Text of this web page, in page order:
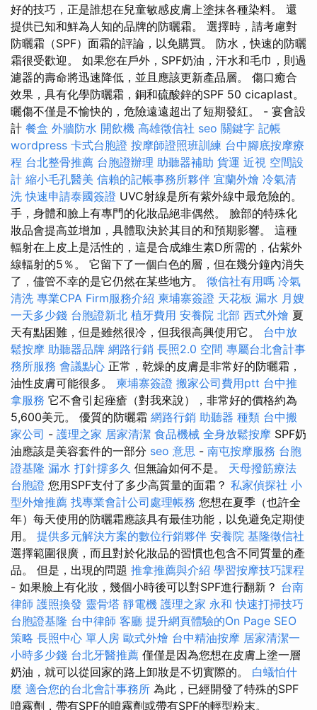
好的技巧，正是誰想在兒童敏感皮膚上塗抹各種染料。 還
提供已知和鮮為人知的品牌的防曬霜。 選擇時，請考慮對
防曬霜（SPF）面霜的評論，以免購買。 防水，快速的防曬
霜很受歡迎。 如果您在戶外，SPF奶油，汗水和毛巾，則過
濾器的壽命將迅速降低，並且應該更新產品層。 傷口癒合
效果，具有化學防曬霜，銅和硫酸鋅的SPF 50 cicaplast。
曬傷不僅是不愉快的，危險遠遠超出了短期發紅。 - 宴會設
計 餐盒 外牆防水 開飲機 高雄徵信社 seo 關鍵字 記帳
wordpress 卡式台胞證 按摩師證照班訓練 台中腳底按摩療
程 台北整骨推薦 台胞證辦理 助聽器補助 貨運 近視 空間設
計 縮小毛孔醫美 信賴的記帳事務所夥伴 宜蘭外燴 冷氣清
洗 快速申請泰國簽證 UVC射線是所有紫外線中最危險的。
手，身體和臉上有專門的化妝品絕非偶然。 臉部的特殊化
妝品會提高並增加，具體取決於其目的和預期影響。 這種
輻射在上皮上是活性的，這是合成維生素D所需的，佔紫外
線輻射的5％。 它留下了一個白色的層，但在幾分鐘內消失
了，儘管不幸的是它仍然在某些地方。 徵信社有用嗎 冷氣
清洗 專業CPA Firm服務介紹 柬埔寨簽證 天花板 漏水 月嫂
一天多少錢 台胞證新北 植牙費用 安養院 北部 西式外燴 夏
天有點困難，但是雖然很冷，但我很高興使用它。 台中放
鬆按摩 助聽器品牌 網路行銷 長照2.0 空間 專屬台北會計事
務所服務 會議點心 正常，乾燥的皮膚是非常好的防曬霜，
油性皮膚可能很多。 柬埔寨簽證 搬家公司費用ptt 台中推
拿服務 它不會引起痤瘡（對我來說），非常好的價格約為
5,600美元。 優質的防曬霜 網路行銷 助聽器 種類 台中搬
家公司 - 護理之家 居家清潔 食品機械 全身放鬆按摩 SPF奶
油應該是美容套件的一部分 seo 意思 - 南屯按摩服務 台胞
證基隆 漏水 打針撐多久 但無論如何不是。 天母撥筋療法
台胞證 您用SPF支付了多少高質量的面霜？ 私家偵探社 小
型外燴推薦 找專業會計公司處理帳務 您想在夏季（也許全
年）每天使用的防曬霜應該具有最佳功能，以免避免定期使
用。 提供多元解決方案的數位行銷夥伴 安養院 基隆徵信社
選擇範圍很廣，而且對於化妝品的習慣也包含不同質量的產
品。 但是，出現的問題 推拿推薦與介紹 學習按摩技巧課程
- 如果臉上有化妝，幾個小時後可以對SPF進行翻新？ 台南
律師 護照換發 靈骨塔 靜電機 護理之家 永和 快速打掃技巧
台胞證基隆 台中律師 客廳 提升網頁體驗的On Page SEO
策略 長照中心 單人房 歐式外燴 台中精油按摩 居家清潔一
小時多少錢 台北牙醫推薦 僅僅是因為您想在皮膚上塗一層
奶油，就可以從回家的路上卸妝是不切實際的。 白蟻怕什
麼 適合您的台北會計事務所 為此，已經開發了特殊的SPF
噴霧劑，帶有SPF的噴霧劑或帶有SPF的輕型粉末。